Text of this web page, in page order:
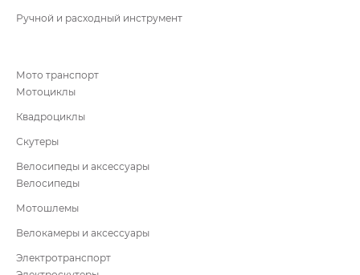
Ручной и расходный инструмент
Мото транспорт
Мотоциклы
Квадроциклы
Скутеры
Велосипеды и аксессуары
Велосипеды
Мотошлемы
Велокамеры и аксессуары
Электротранспорт